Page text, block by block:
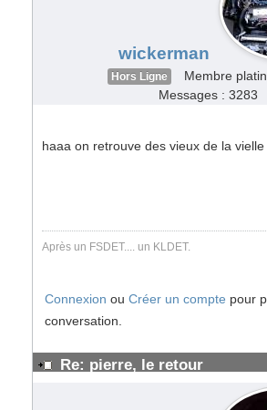
wickerman
Hors Ligne
Membre
Messages : 3283
haaa on retrouve des vieux de la
Après un FSDET.... un KLDET.
Connexion ou Créer un compte pour
conversation.
Re: pierre, le retour